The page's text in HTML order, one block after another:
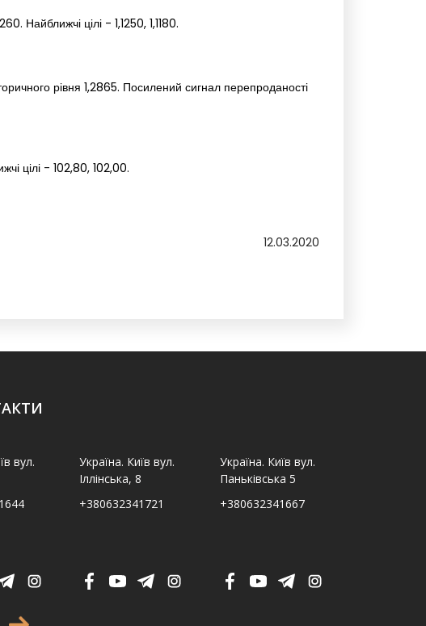
Найближчі цілі - 1,1250, 1,1180.
рівня 1,2865. Посилений сигнал перепроданості
цілі - 102,80, 102,00.
12.03.2020
вул.
Україна. Київ вул.
Іллінська, 8
+380632341721
Україна. Київ вул.
Паньківська 5
+380632341667